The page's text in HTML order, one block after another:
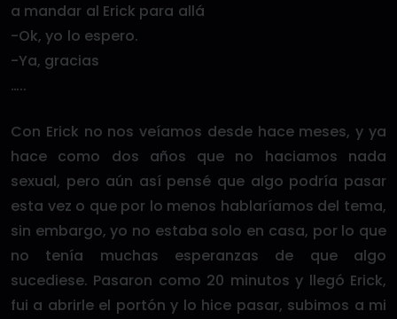
a mandar al Erick para allá
-Ok, yo lo espero.
-Ya, gracias
…..
Con Erick no nos veíamos desde hace meses, y ya
hace como dos años que no haciamos nada
sexual, pero aún así pensé que algo podría pasar
esta vez o que por lo menos hablaríamos del tema,
sin embargo, yo no estaba solo en casa, por lo que
no tenía muchas esperanzas de que algo
sucediese. Pasaron como 20 minutos y llegó Erick,
fui a abrirle el portón y lo hice pasar, subimos a mi